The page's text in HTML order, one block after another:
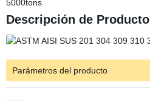
5000tons
Descripción de Producto
Parámetros del producto